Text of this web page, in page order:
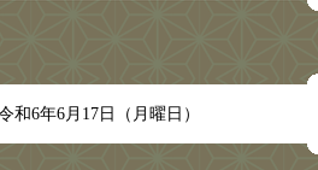
和6年6月17日（月曜日）